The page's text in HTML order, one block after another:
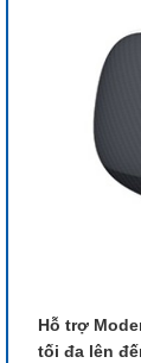
Hỗ trợ
tối đa lên